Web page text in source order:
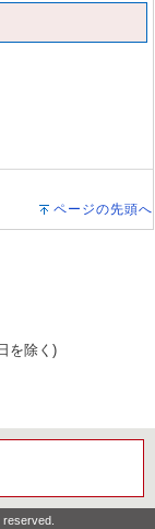
ページの先頭へ
を除く)